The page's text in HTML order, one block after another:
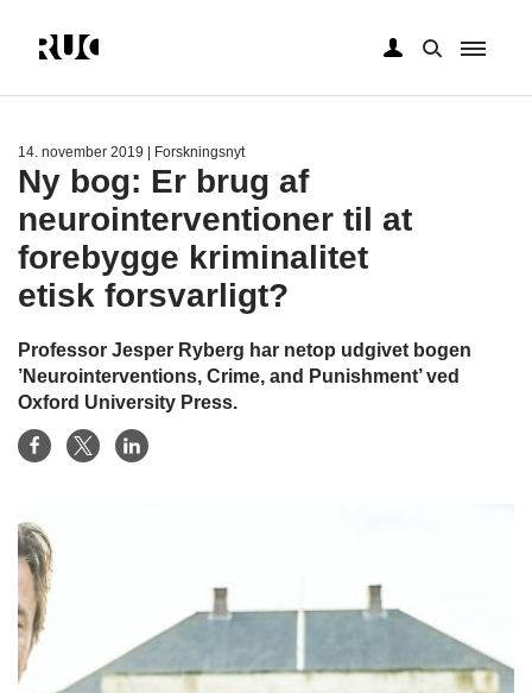
14. november 2019 | Forskningsnyt
Ny bog: Er brug af
neurointerventioner til at
forebygge kriminalitet
etisk forsvarligt?
Professor Jesper Ryberg har netop udgivet bogen
’Neurointerventions, Crime, and Punishment’ ved
Oxford University Press.